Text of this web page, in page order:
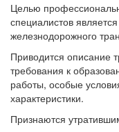
Целью
специалистов
железнодорожного
Приводится описание
требования к
работы, особые
характеристики.
Признаются